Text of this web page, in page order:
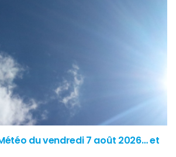
du vendredi 7 août 2026… et